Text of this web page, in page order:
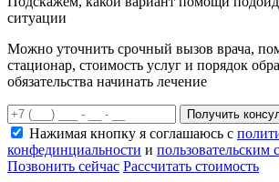
ситуации
Можно уточнить срочный вызов врача,
стационар, стоимость услуг и порядок
обязательства начинать лечение
Получить
Нажимая кнопку я соглашаюсь с
конфединциальности и пользовательским
Позвонить сейчас Рассчитать стоимость